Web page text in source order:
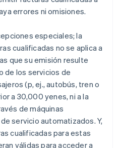
errores ni omisiones.
especiales; la
cualificadas no se aplica a
que su emisión resulte
de los servicios de
(p, ej., autobús, tren o
a 30,000 yenes, ni a la
de máquinas
servicio automatizados. Y,
cualificadas para estas
válidas para acceder a